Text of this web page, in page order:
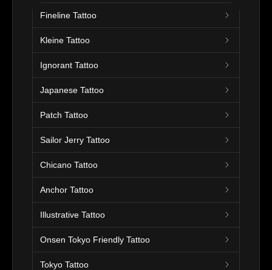
Fineline Tattoo
Kleine Tattoo
Ignorant Tattoo
Japanese Tattoo
Patch Tattoo
Sailor Jerry Tattoo
Chicano Tattoo
Anchor Tattoo
Illustrative Tattoo
Onsen Tokyo Friendly Tattoo
Tokyo Tattoo